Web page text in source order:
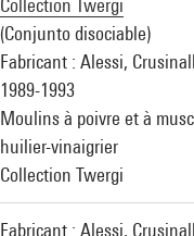
Collection Twergi
(Conjunto disociable)
Fabricant : Alessi,
1989-1993
Moulins à poivre et à
huilier-vinaigrier
Collection Twergi
Fabricant : Alessi,